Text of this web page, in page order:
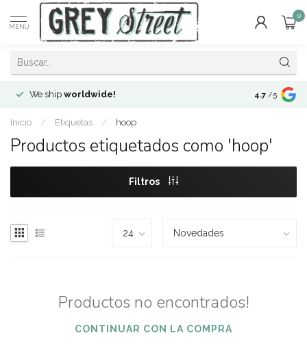
MENÚ
0
We ship worldwide! !Envíos a
4.7 /5
Inicio / Etiquetas / hoop
Productos etiquetados como 'hoop'
Filtros
Productos no encontrados!
CONTINUAR CON LA COMPRA